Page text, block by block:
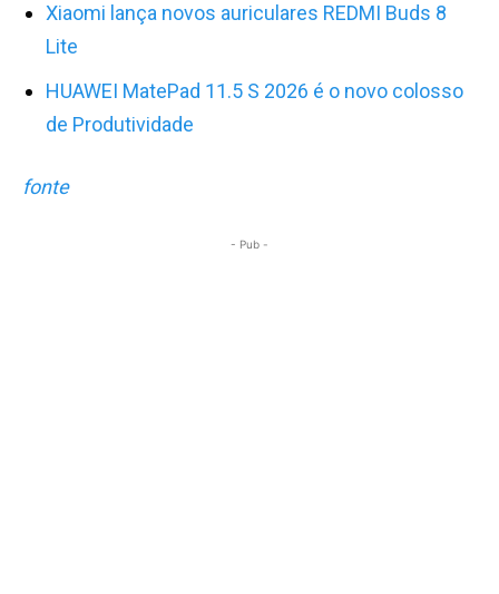
Xiaomi lança novos auriculares REDMI Buds 8
Lite
HUAWEI MatePad 11.5 S 2026 é o novo colosso
de Produtividade
fonte
- Pub -